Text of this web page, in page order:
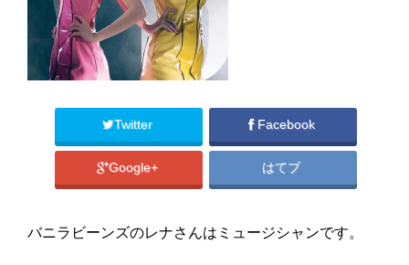
Twitter Facebook
Google+ はてブ
バニラビーンズのレナさんはミュージシャンです。